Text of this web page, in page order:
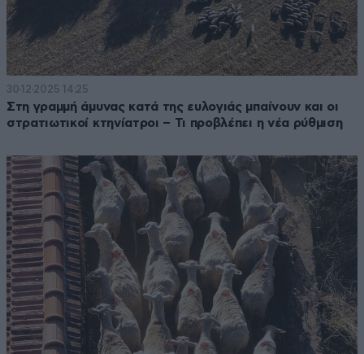
30·12·2025 14:25
Στη γραμμή άμυνας κατά της ευλογιάς μπαίνουν και οι
στρατιωτικοί κτηνίατροι – Τι προβλέπει η νέα ρύθμιση